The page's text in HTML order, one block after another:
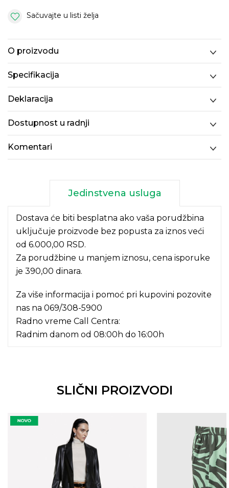
Sačuvajte u listi želja
O proizvodu
Specifikacija
Deklaracija
Dostupnost u radnji
Komentari
Jedinstvena usluga
Dostava će biti besplatna ako vaša porudžbina
uključuje proizvode bez popusta za iznos veći
od 6.000,00 RSD.
Za porudžbine u manjem iznosu, cena isporuke
je 390,00 dinara.
Za više informacija i pomoć pri kupovini pozovite
nas na 069/308-5900
Radno vreme Call Centra:
Radnim danom od 08:00h do 16:00h
SLIČNI PROIZVODI